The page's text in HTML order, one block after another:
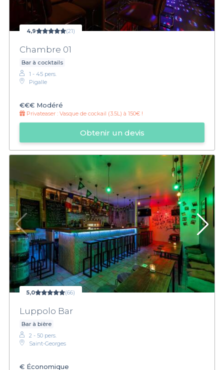
4,9 (21)
Chambre 01
Bar à cocktails
1 - 45 pers.
Pigalle
€€€ Modéré
Privateaser : Vasque de cockail (3.5L) à 150€ !
Obtenir un devis
5,0 (66)
Luppolo Bar
Bar à bière
2 - 50 pers.
Saint-Georges
€ Économique